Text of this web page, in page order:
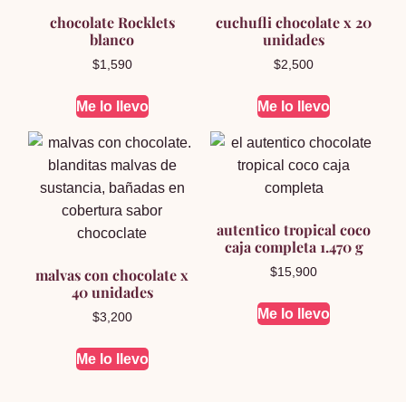
chocolate Rocklets
blanco
$1,590
Me lo llevo
cuchufli chocolate x 20
unidades
$2,500
Me lo llevo
malvas con chocolate x
40 unidades
$3,200
Me lo llevo
autentico tropical coco
caja completa 1.470 g
$15,900
Me lo llevo